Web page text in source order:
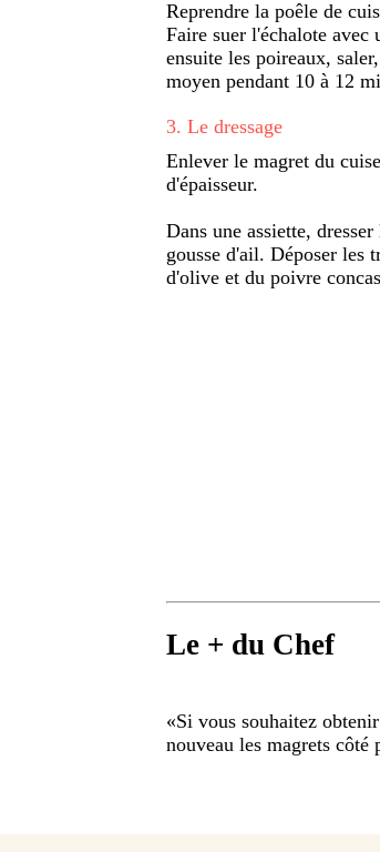
Reprendre la poêle de
Faire suer l'échalote avec
ensuite les poireaux,
moyen pendant 10 à 12
3. Le dressage
Enlever le magret du
d'épaisseur.
Dans une assiette,
gousse d'ail. Déposer les
d'olive et du poivre
Le + du Chef
«Si vous souhaitez
nouveau les magrets côté